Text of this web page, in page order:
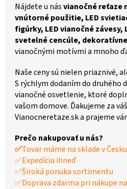
Nájdete u násvianočné reťaze
vnútorné použitie, LED
figúrky, LED vianočné závesy,
svetelné cencúle,
vianočnými motívmi a mnoho
Naše ceny sú nielen priaznivé,
S rýchlym dodaním do druhého
vianočné osvetlenie, ktoré
vašom domove. Ďakujeme za
Vianocneretaze.sk a prajeme
Prečo nakupovať u nás?
✅Tovar máme na sklade v Česku
✅Expedícia ihneď
✅Široká ponuka sortimentu
✅Doprava zdarma pri nákupe